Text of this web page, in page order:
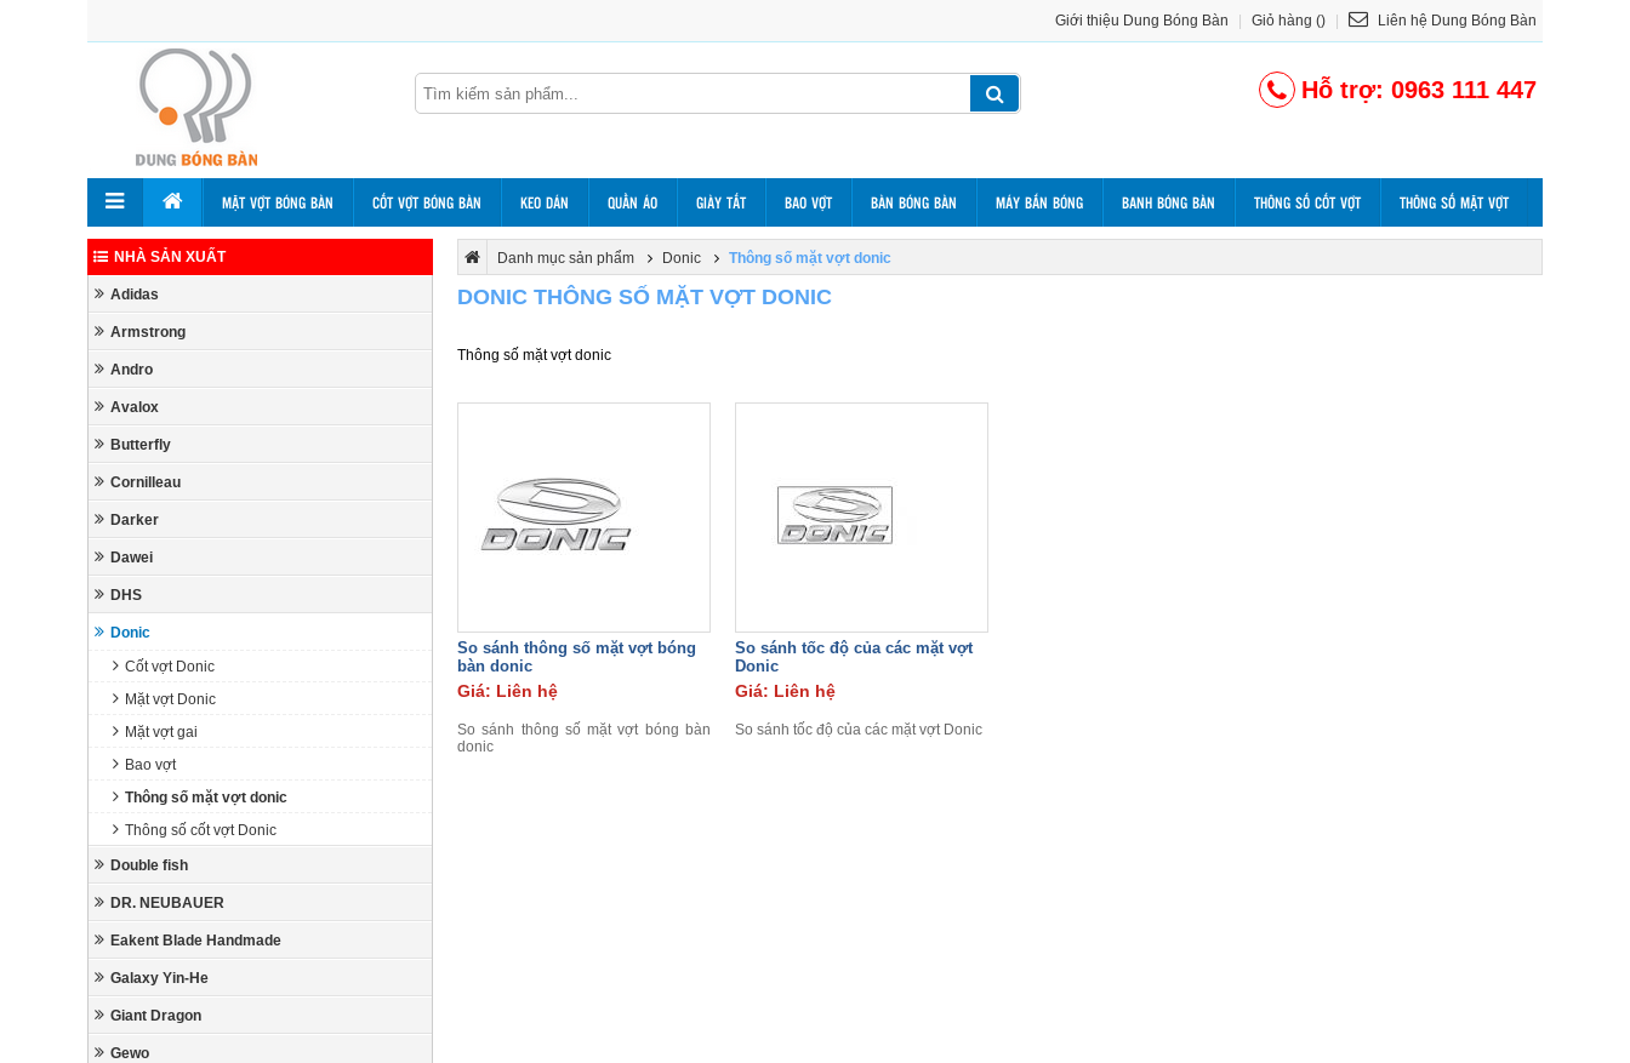
Giới thiệu Dung Bóng Bàn Giỏ hàng () Liên hệ Dung Bóng Bàn
Hỗ trợ: 0963 111 447
MẶT VỢT BÓNG BÀN CỐT VỢT BÓNG BÀN KEO DÁN QUẦN ÁO GIÀY TẤT BAO VỢT BÀN BÓNG BÀN MÁY BẮN BÓNG BANH BÓNG BÀN THÔNG SỐ CỐT VỢT THÔNG SỐ MẶT VỢT
NHÀ SẢN XUẤT
Adidas
Armstrong
Andro
Avalox
Butterfly
Cornilleau
Darker
Dawei
DHS
Donic
Cốt vợt Donic
Mặt vợt Donic
Mặt vợt gai
Bao vợt
Thông số mặt vợt donic
Thông số cốt vợt Donic
Double fish
DR. NEUBAUER
Eakent Blade Handmade
Galaxy Yin-He
Giant Dragon
Gewo
Danh mục sản phẩm Donic Thông số mặt vợt donic
DONIC THÔNG SỐ MẶT VỢT DONIC
Thông số mặt vợt donic
So sánh thông số mặt vợt bóng
bàn donic
Giá: Liên hệ
So sánh thông số mặt vợt bóng bàn
donic
So sánh tốc độ của các mặt vợt
Donic
Giá: Liên hệ
So sánh tốc độ của các mặt vợt Donic